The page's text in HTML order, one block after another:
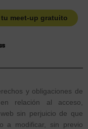
tu meet-up gratuito
y obligaciones de
relación al acceso,
sin perjuicio de que
a modificar, sin previo